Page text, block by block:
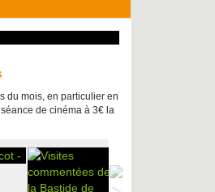
du mois, en particulier en
de cinéma à 3€ la